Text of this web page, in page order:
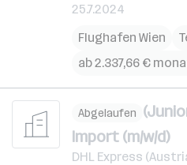
25.7.2024
Flughafen Wien
ab 2.337,66 €
Abgelaufen
Import (m/w/d)
DHL Express